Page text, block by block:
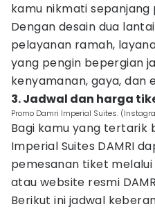
kamu nikmati sepanjang
Dengan desain dua
pelayanan ramah,
yang pengin bepergian
kenyamanan, gaya, dan
3. Jadwal dan harga
Promo Damri Imperial Suites.
Bagi kamu yang tertarik
Imperial Suites DAMRI
pemesanan tiket melalui
atau website resmi
Berikut ini jadwal